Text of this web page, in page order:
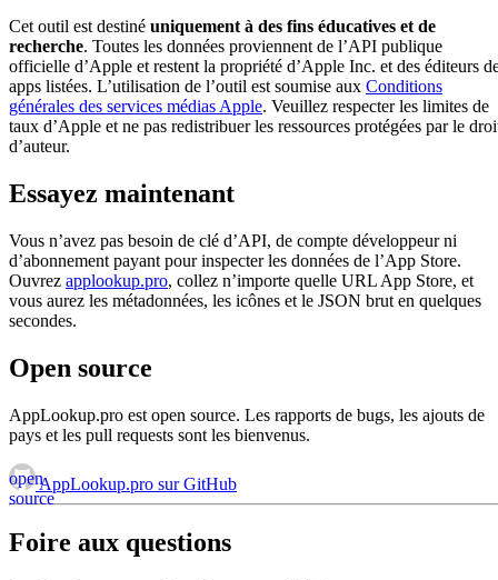
Cet outil est destiné uniquement à des fins éducatives et de
recherche. Toutes les données proviennent de l’API publique
officielle d’Apple et restent la propriété d’Apple Inc. et des éditeurs
apps listées. L’utilisation de l’outil est soumise aux Conditions
générales des services médias Apple. Veuillez respecter les limites de
taux d’Apple et ne pas redistribuer les ressources protégées par le
d’auteur.
Essayez maintenant
Vous n’avez pas besoin de clé d’API, de compte développeur ni
d’abonnement payant pour inspecter les données de l’App Store.
Ouvrez applookup.pro, collez n’importe quelle URL App Store, et
vous aurez les métadonnées, les icônes et le JSON brut en quelques
secondes.
Open source
AppLookup.pro est open source. Les rapports de bugs, les ajouts de
pays et les pull requests sont les bienvenus.
AppLookup.pro sur GitHub
open
source
Foire aux questions